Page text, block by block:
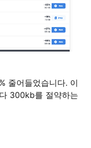
줄어들었습니다. 이
300kb를 절약하는